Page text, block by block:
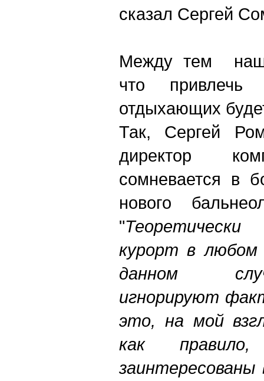
сказал Сергей
Между тем
что
отдыхающих
Так, Сергей
директор
сомневается в
нового
"
курорт в
данном
игнорируют
это, на мой
как